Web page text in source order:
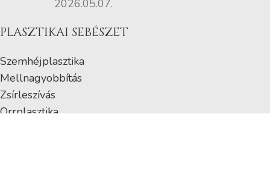
2026.05.07.
PLASZTIKAI SEBÉSZET
Szemhéjplasztika
Mellnagyobbítás
Zsírleszívás
Orrplasztika